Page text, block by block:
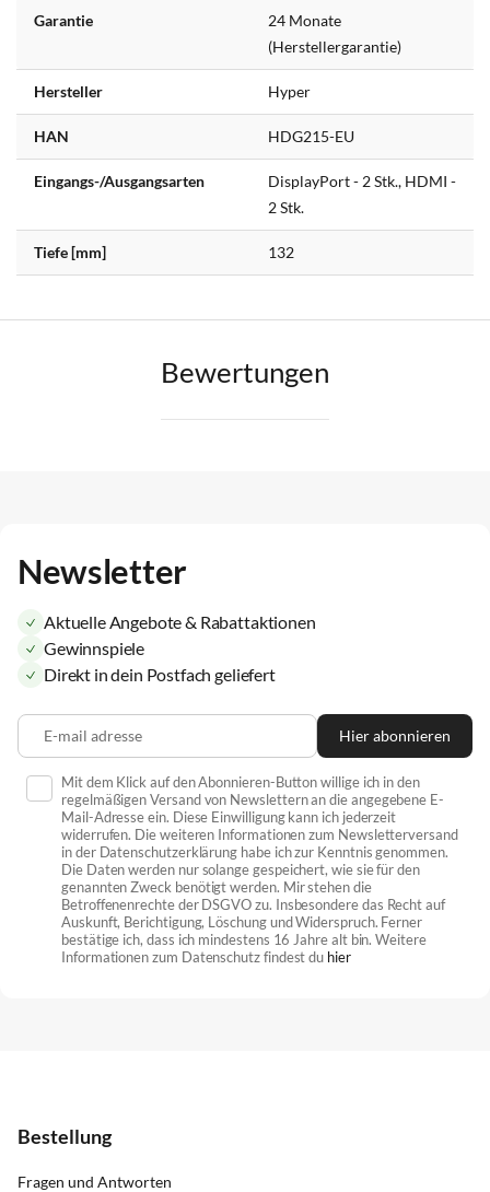
Garantie
24 Monate
(Herstellergarantie)
Hersteller Hyper
HAN HDG215-EU
Eingangs-/Ausgangsarten
DisplayPort - 2 Stk., HDMI -
2 Stk.
Tiefe [mm] 132
Bewertungen
Newsletter
Aktuelle Angebote & Rabattaktionen
Gewinnspiele
Direkt in dein Postfach geliefert
E-mail adresse Hier abonnieren
Mit dem Klick auf den Abonnieren-Button willige ich in den
regelmäßigen Versand von Newslettern an die angegebene E-
Mail-Adresse ein. Diese Einwilligung kann ich jederzeit
widerrufen. Die weiteren Informationen zum Newsletterversand
in der Datenschutzerklärung habe ich zur Kenntnis genommen.
Die Daten werden nur solange gespeichert, wie sie für den
genannten Zweck benötigt werden. Mir stehen die
Betroffenenrechte der DSGVO zu. Insbesondere das Recht auf
Auskunft, Berichtigung, Löschung und Widerspruch. Ferner
bestätige ich, dass ich mindestens 16 Jahre alt bin. Weitere
Informationen zum Datenschutz findest du hier
Bestellung
Fragen und Antworten